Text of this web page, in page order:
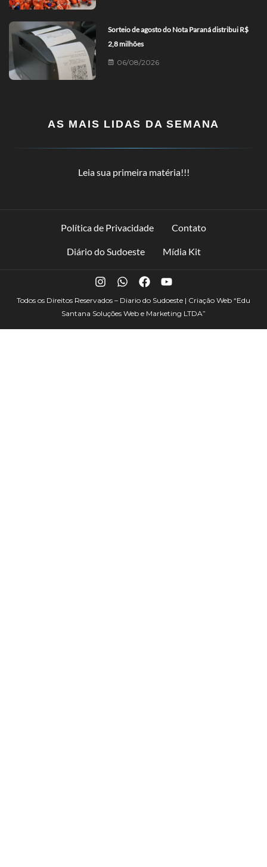
Sorteio de agosto do Nota Paraná distribui R$
2,8 milhões
06/08/2026
AS MAIS LIDAS DA SEMANA
Leia sua primeira matéria!!!
Política de Privacidade Contato
Diário do Sudoeste Mídia Kit
Todos os Direitos Reservados – Diario do Sudoeste | Criação Web “Edu
Santana Soluções Web e Marketing LTDA”